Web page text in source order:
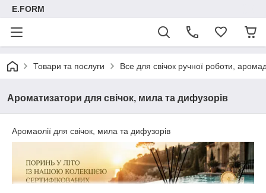
E.FORM
Товари та послуги Все для свічок ручної роботи,
Ароматизатори для свічок, мила та дифузорів
Аромаолії для свічок, мила та дифузорів